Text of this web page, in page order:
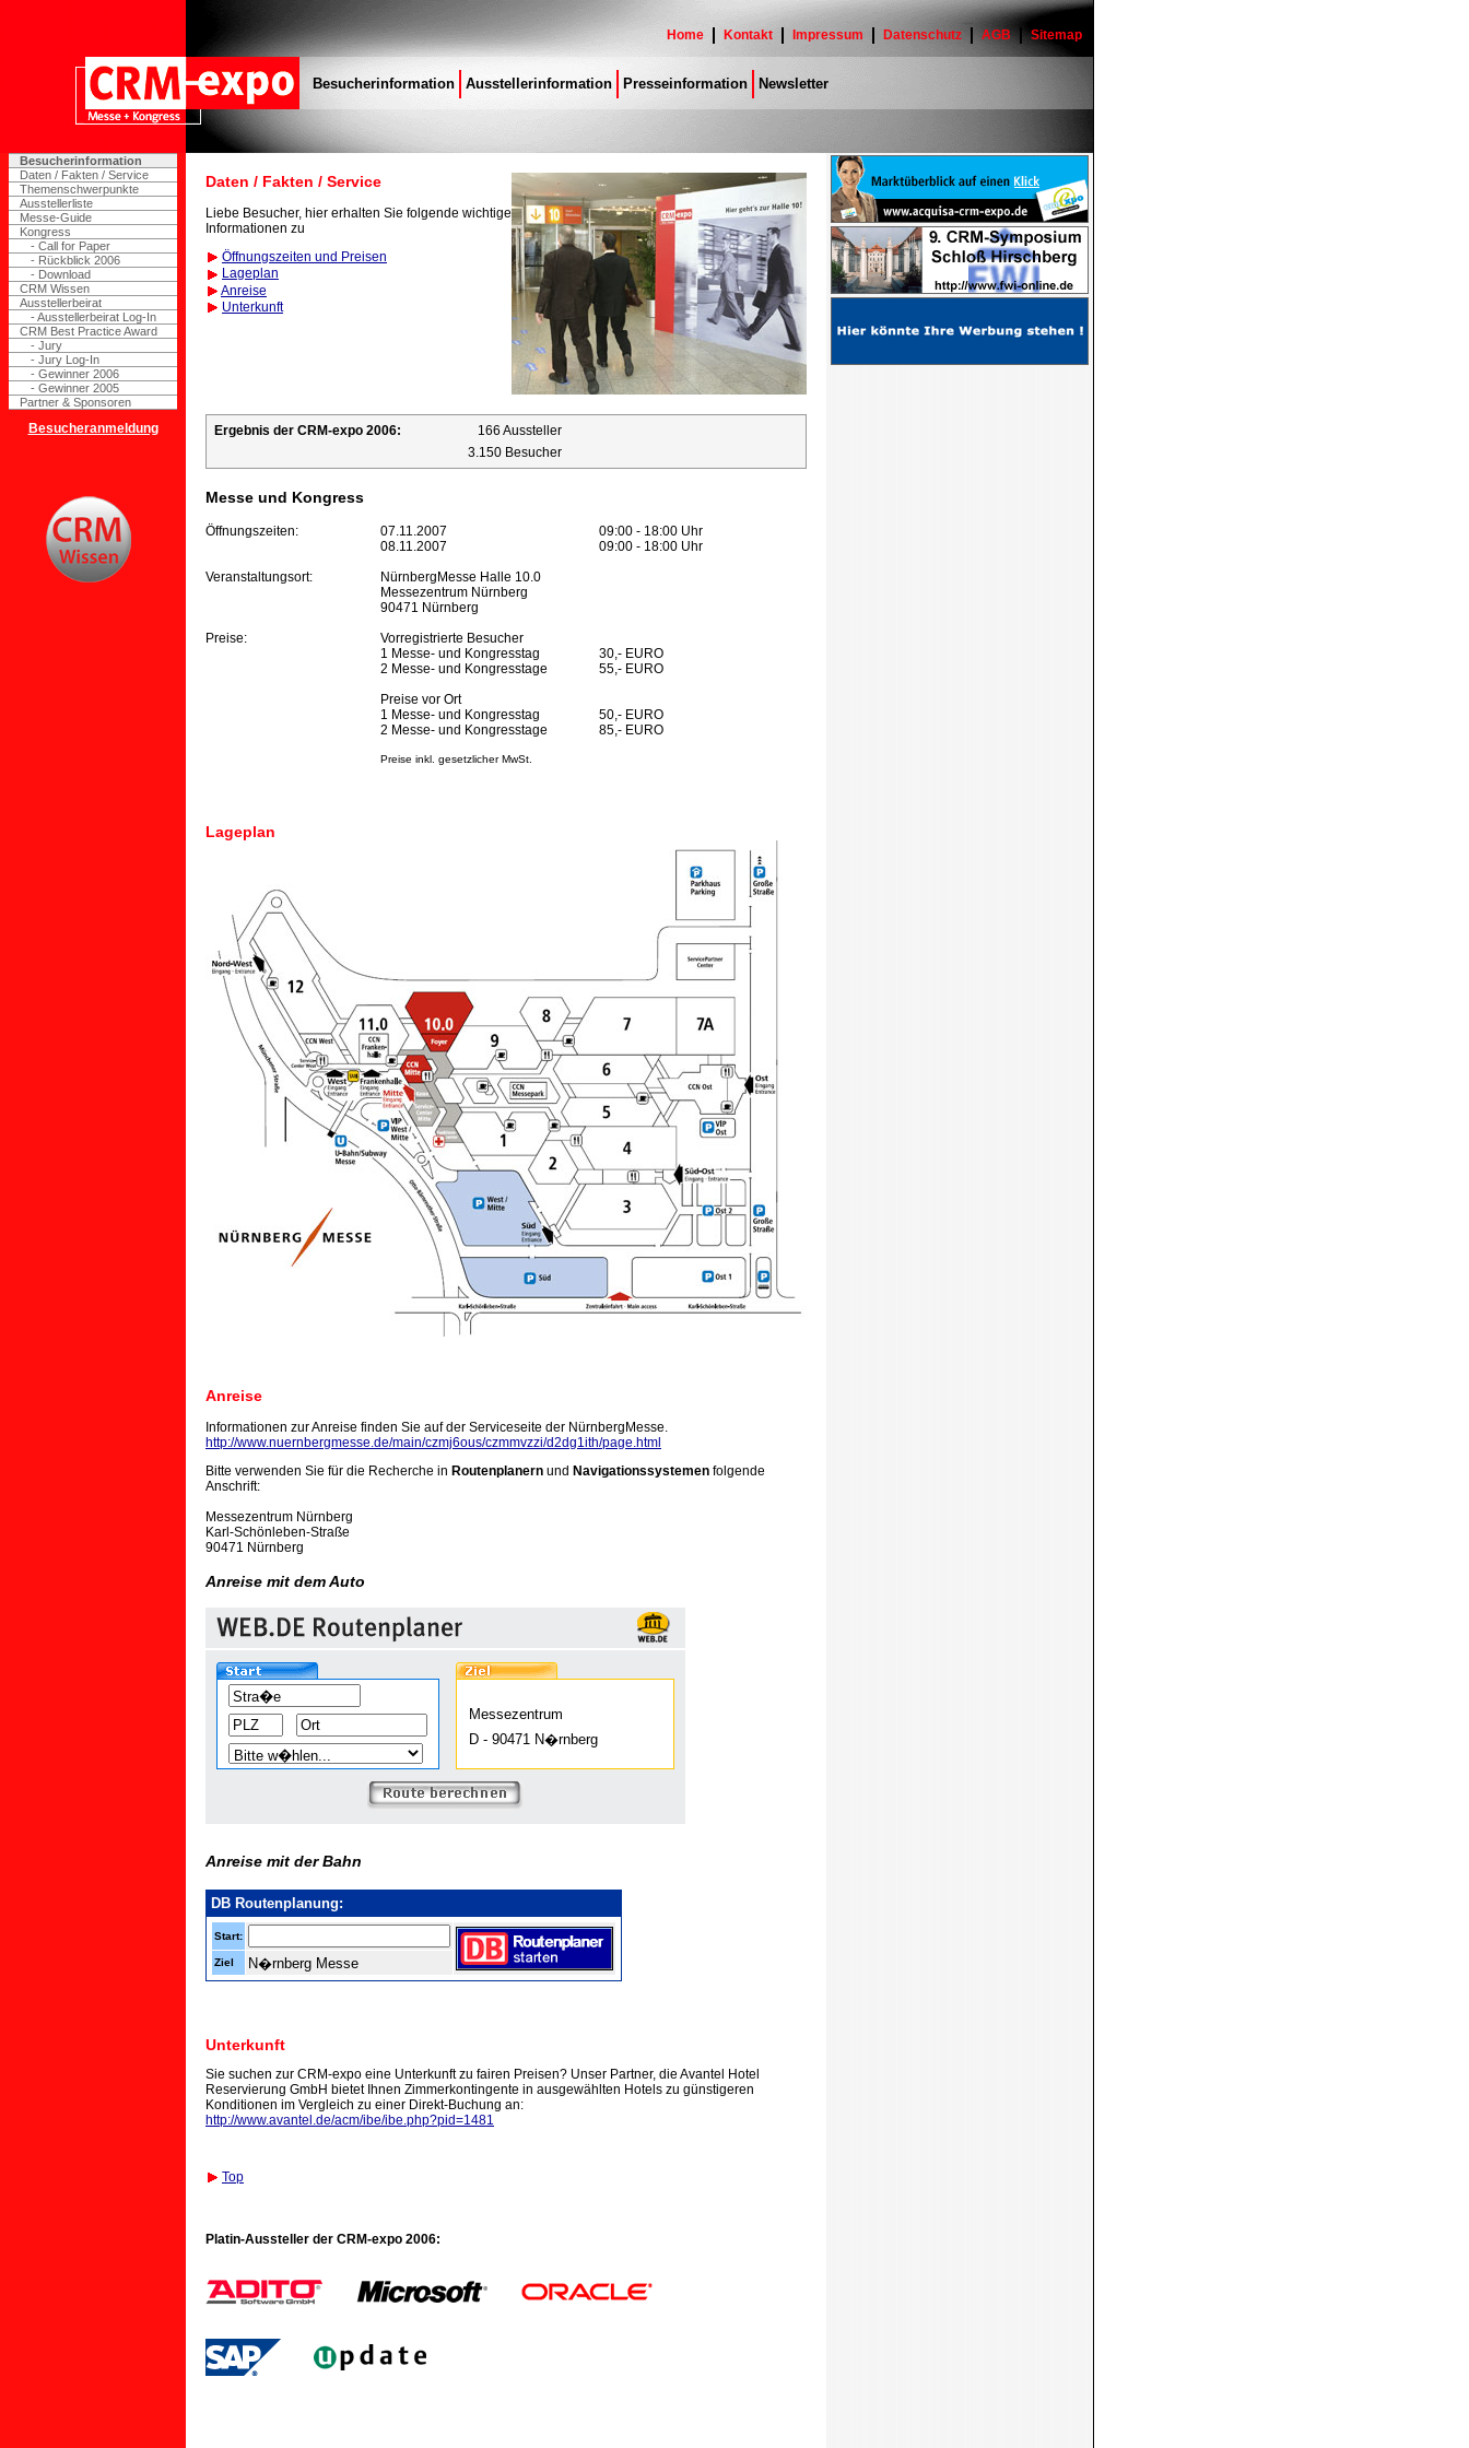
Home Kontakt Impressum Datenschutz AGB Sitemap
Besucherinformation Ausstellerinformation Presseinformation Newsletter
Besucherinformation
Daten / Fakten / Service
Themenschwerpunkte
Ausstellerliste
Messe-Guide
Kongress
- Call for Paper
- Rückblick 2006
- Download
CRM Wissen
Ausstellerbeirat
- Ausstellerbeirat Log-In
CRM Best Practice Award
- Jury
- Jury Log-In
- Gewinner 2006
- Gewinner 2005
Partner & Sponsoren
Besucheranmeldung
Daten / Fakten / Service
Liebe Besucher, hier erhalten Sie folgende wichtige
Informationen zu
Öffnungszeiten und Preisen
Lageplan
Anreise
Unterkunft
Ergebnis der CRM-expo 2006:
166 Aussteller
3.150 Besucher
Messe und Kongress
Öffnungszeiten:
07.11.2007
08.11.2007
09:00 - 18:00 Uhr
09:00 - 18:00 Uhr
Veranstaltungsort:
NürnbergMesse Halle 10.0
Messezentrum Nürnberg
90471 Nürnberg
Preise:
Vorregistrierte Besucher
1 Messe- und Kongresstag
2 Messe- und Kongresstage
30,- EURO
55,- EURO
Preise vor Ort
1 Messe- und Kongresstag
2 Messe- und Kongresstage
50,- EURO
85,- EURO
Preise inkl. gesetzlicher MwSt.
Lageplan
Anreise
Informationen zur Anreise finden Sie auf der Serviceseite der NürnbergMesse.
http://www.nuernbergmesse.de/main/czmj6ous/czmmvzzi/d2dg1ith/page.html
Bitte verwenden Sie für die Recherche in Routenplanern und Navigationssystemen folgende
Anschrift:
Messezentrum Nürnberg
Karl-Schönleben-Straße
90471 Nürnberg
Anreise mit dem Auto
Messezentrum
D - 90471 N�rnberg
Anreise mit der Bahn
DB Routenplanung:
Start:
Ziel N�rnberg Messe
Unterkunft
Sie suchen zur CRM-expo eine Unterkunft zu fairen Preisen? Unser Partner, die Avantel Hotel
Reservierung GmbH bietet Ihnen Zimmerkontingente in ausgewählten Hotels zu günstigeren
Konditionen im Vergleich zu einer Direkt-Buchung an:
http://www.avantel.de/acm/ibe/ibe.php?pid=1481
Top
Platin-Aussteller der CRM-expo 2006: